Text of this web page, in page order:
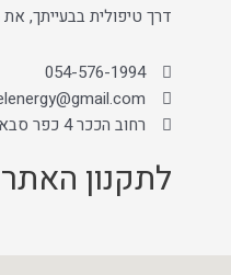
דרך טיפולית בבעייתך,
054-576-1994
רחוב הככר 4 כפר סבא
לתקנון